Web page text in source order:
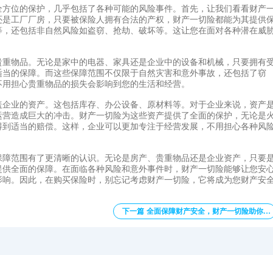
位的保护，几乎包括了各种可能的风险事件。首先，让我们看看财产
工厂厂房，只要被保险人拥有合法的产权，财产一切险都能为其提供
还包括非自然风险如盗窃、抢劫、破坏等。这让您在面对各种潜在威
物品。无论是家中的电器、家具还是企业中的设备和机械，只要拥有
的保障。而这些保障范围不仅限于自然灾害和意外事故，还包括了窃
担心贵重物品的损失会影响到您的生活和经营。
业的资产。这包括库存、办公设备、原材料等。对于企业来说，资产
造成巨大的冲击。财产一切险为这些资产提供了全面的保护，无论是火
适当的赔偿。这样，企业可以更加专注于经营发展，不用担心各种风
范围有了更清晰的认识。无论是房产、贵重物品还是企业资产，只要
全面的保障。在面临各种风险和意外事件时，财产一切险能够让您安
。因此，在购买保险时，别忘记考虑财产一切险，它将成为您财产安
下一篇 全面保障财产安全，财产一切险助你安心经营